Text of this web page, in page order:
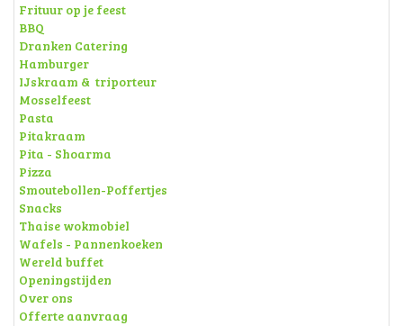
Frituur op je feest
BBQ
Dranken Catering
Hamburger
IJskraam & triporteur
Mosselfeest
Pasta
Pitakraam
Pita - Shoarma
Pizza
Smoutebollen-Poffertjes
Snacks
Thaise wokmobiel
Wafels - Pannenkoeken
Wereld buffet
Openingstijden
Over ons
Offerte aanvraag